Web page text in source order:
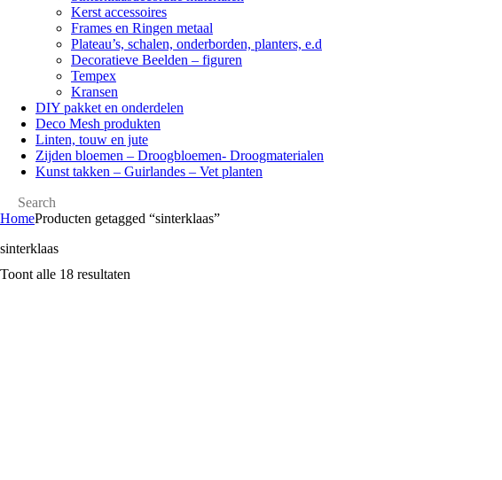
Kerst accessoires
Frames en Ringen metaal
Plateau’s, schalen, onderborden, planters, e.d
Decoratieve Beelden – figuren
Tempex
Kransen
DIY pakket en onderdelen
Deco Mesh produkten
Linten, touw en jute
Zijden bloemen – Droogbloemen- Droogmaterialen
Kunst takken – Guirlandes – Vet planten
HomeProducten getagged “sinterklaas”
sinterklaas
Toont alle 18 resultaten